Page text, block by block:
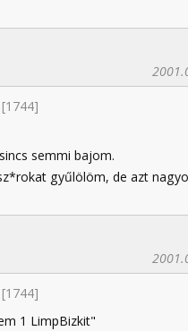
[1744]
semmi bajom.
gyűlölöm, de azt
[1744]
1 LimpBizkit"